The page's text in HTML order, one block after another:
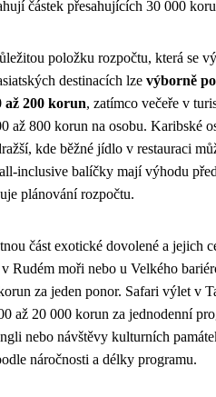
částek přesahujících 30 000
položku rozpočtu, která se
destinacích lze výborně
až 200 korun, zatímco večeře v
až 800 korun na osobu. Karibské
kde běžné jídlo v restauraci
inclusive balíčky mají výhodu
plánování rozpočtu.
část exotické dovolené a jejich
Rudém moři nebo u Velkého
za jeden ponor. Safari výlet v
až 20 000 korun za jednodenní
nebo návštěvy kulturních
náročnosti a délky programu.